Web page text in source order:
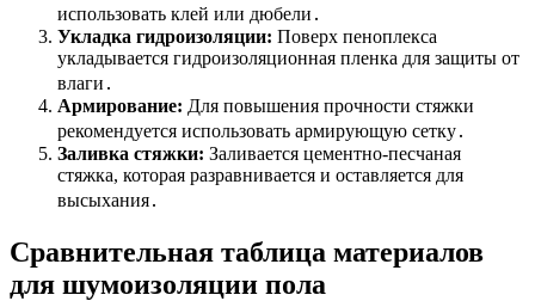
использовать клей или дюбели․
Укладка гидроизоляции: Поверх пеноплекса
укладывается гидроизоляционная пленка для защиты от
влаги․
Армирование: Для повышения прочности стяжки
рекомендуется использовать армирующую сетку․
Заливка стяжки: Заливается цементно-песчаная
стяжка, которая разравнивается и оставляется для
высыхания․
Сравнительная таблица материалов
для шумоизоляции пола